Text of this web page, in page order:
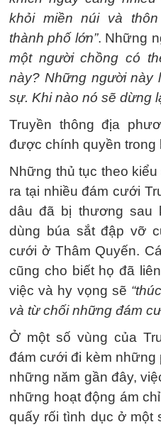
khỏi miền núi và
thành phố lớn”. Những
một người chồng có
này? Những người này
sự. Khi nào nó sẽ dừng
Truyền thông địa
được chính quyền trong
Những thủ tục theo
ra tại nhiều đám cưới
dâu đã bị thương sau
dùng búa sắt đập vỡ
cưới ở Thâm Quyến.
cũng cho biết họ đã
việc và hy vọng sẽ
và từ chối những đám
Ở một số vùng của
đám cưới đi kèm những
những năm gần đây,
những hoạt động ám
quấy rối tình dục ở một